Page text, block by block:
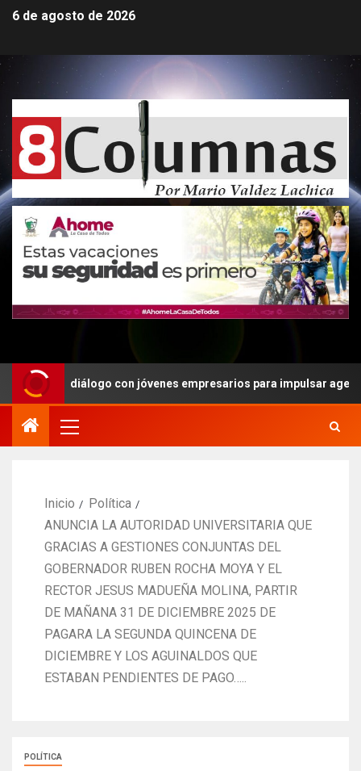
6 de agosto de 2026
diálogo con jóvenes empresarios para impulsar agenda de
Inicio
Política
ANUNCIA LA AUTORIDAD UNIVERSITARIA QUE
GRACIAS A GESTIONES CONJUNTAS DEL
GOBERNADOR RUBEN ROCHA MOYA Y EL
RECTOR JESUS MADUEÑA MOLINA, PARTIR
DE MAÑANA 31 DE DICIEMBRE 2025 DE
PAGARA LA SEGUNDA QUINCENA DE
DICIEMBRE Y LOS AGUINALDOS QUE
ESTABAN PENDIENTES DE PAGO…..
POLÍTICA